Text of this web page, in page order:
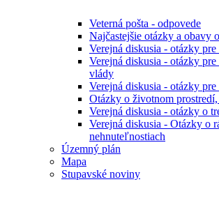
Veterná pošta - odpovede
Najčastejšie otázky a obavy
Verejná diskusia - otázky pre
Verejná diskusia - otázky
vlády
Verejná diskusia - otázky pre
Otázky o životnom
Verejná diskusia - otázky o
Verejná diskusia - Otázky o
nehnuteľnostiach
Územný plán
Mapa
Stupavské noviny